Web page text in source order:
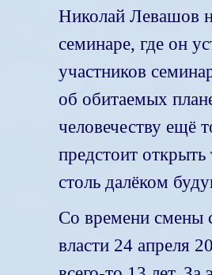
Николай Левашов
семинаре, где он
участников
об обитаемых
человечеству ещё
предстоит
столь далёком
Со времени смены
власти 24 апреля